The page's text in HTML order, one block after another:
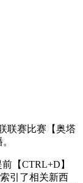
联赛比赛【奥塔
【CTRL+D】
引了相关新西